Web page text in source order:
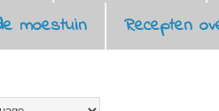
moestuin
Recepten